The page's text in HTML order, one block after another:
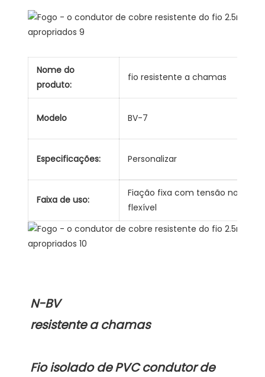
Nome do
produto:
fio resistente a chamas
Modelo BV-7
Especificações: Personalizar
Faixa de uso:
Fiação fixa com tensão
flexível
resistente a chamas
Fio isolado de PVC condutor de